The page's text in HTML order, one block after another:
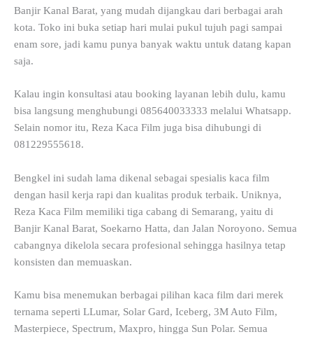
Banjir Kanal Barat, yang mudah dijangkau dari berbagai arah
kota. Toko ini buka setiap hari mulai pukul tujuh pagi sampai
enam sore, jadi kamu punya banyak waktu untuk datang kapan
saja.
Kalau ingin konsultasi atau booking layanan lebih dulu, kamu
bisa langsung menghubungi 085640033333 melalui Whatsapp.
Selain nomor itu, Reza Kaca Film juga bisa dihubungi di
081229555618.
Bengkel ini sudah lama dikenal sebagai spesialis kaca film
dengan hasil kerja rapi dan kualitas produk terbaik. Uniknya,
Reza Kaca Film memiliki tiga cabang di Semarang, yaitu di
Banjir Kanal Barat, Soekarno Hatta, dan Jalan Noroyono. Semua
cabangnya dikelola secara profesional sehingga hasilnya tetap
konsisten dan memuaskan.
Kamu bisa menemukan berbagai pilihan kaca film dari merek
ternama seperti LLumar, Solar Gard, Iceberg, 3M Auto Film,
Masterpiece, Spectrum, Maxpro, hingga Sun Polar. Semua